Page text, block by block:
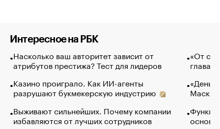
Интересное на РБК
Насколько ваш авторитет зависит от
атрибутов престижа? Тест для лидеров
Казино проиграло. Как ИИ-агенты
разрушают букмекерскую индустрию
Выживают сильнейших. Почему компании
избавляются от лучших сотрудников
«От
глава
Маск в
основ